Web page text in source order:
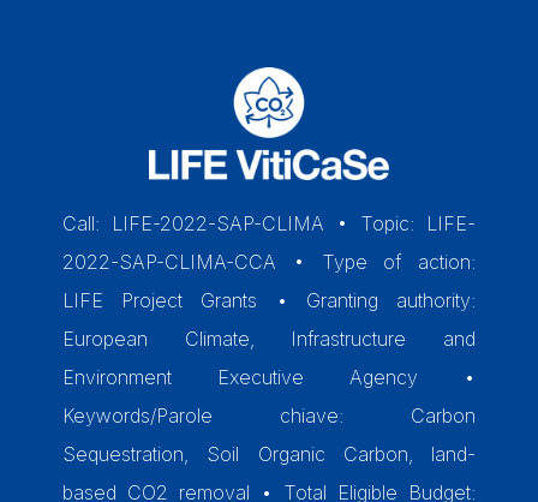
Call: LIFE-2022-SAP-CLIMA • Topic: LIFE-
2022-SAP-CLIMA-CCA • Type of action:
LIFE Project Grants • Granting authority:
European Climate, Infrastructure and
Environment Executive Agency •
Keywords/Parole chiave: Carbon
Sequestration, Soil Organic Carbon, land-
based CO2 removal • Total Eligible Budget: